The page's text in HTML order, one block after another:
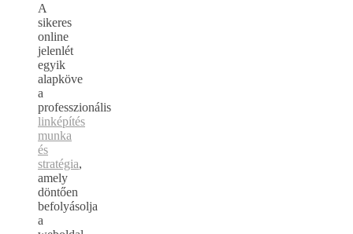
A
sikeres
online
jelenlét
egyik
alapköve
a
professzionális
linképítés
munka
és
stratégia,
amely
döntően
befolyásolja
a